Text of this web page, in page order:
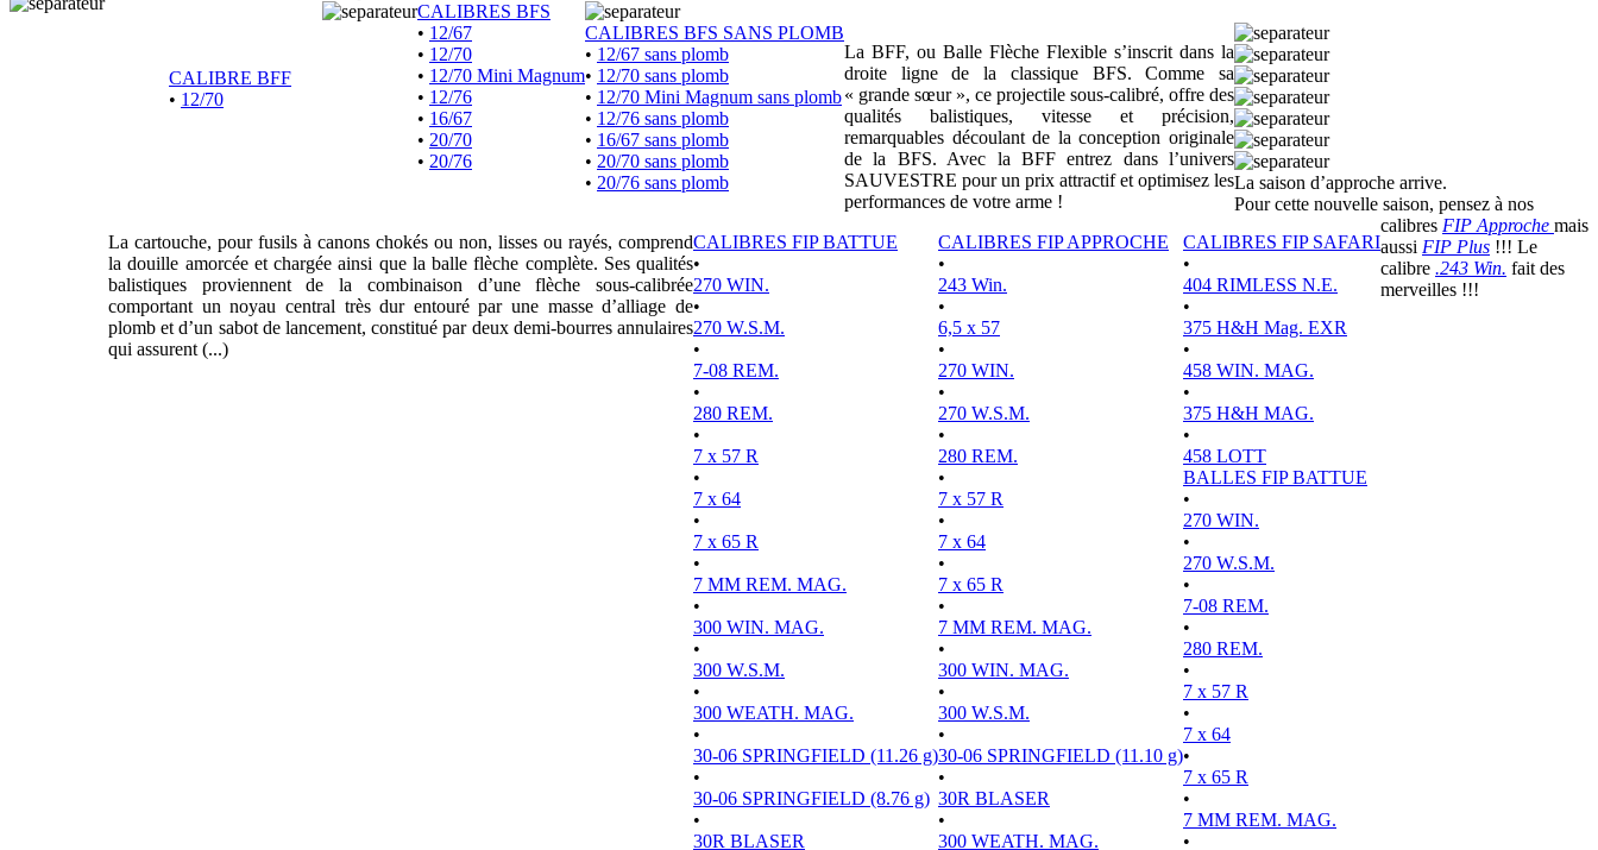
CALIBRE BFF
• 12/70
CALIBRES BFS
• 12/67
• 12/70
• 12/70 Mini Magnum
• 12/76
• 16/67
• 20/70
• 20/76
CALIBRES BFS SANS PLOMB
• 12/67 sans plomb
• 12/70 sans plomb
• 12/70 Mini Magnum sans plomb
• 12/76 sans plomb
• 16/67 sans plomb
• 20/70 sans plomb
• 20/76 sans plomb
La BFF, ou Balle Flèche Flexible s’inscrit dans la
droite ligne de la classique BFS. Comme sa
« grande sœur », ce projectile sous-calibré, offre des
qualités balistiques, vitesse et précision,
remarquables découlant de la conception originale
de la BFS. Avec la BFF entrez dans l’univers
SAUVESTRE pour un prix attractif et optimisez les
performances de votre arme !
La cartouche, pour fusils à canons chokés ou non, lisses ou rayés, comprend
la douille amorcée et chargée ainsi que la balle flèche complète. Ses qualités
balistiques proviennent de la combinaison d’une flèche sous-calibrée
comportant un noyau central très dur entouré par une masse d’alliage de
plomb et d’un sabot de lancement, constitué par deux demi-bourres annulaires
qui assurent (...)
CALIBRES FIP BATTUE
•
270 WIN.
•
270 W.S.M.
•
7-08 REM.
•
280 REM.
•
7 x 57 R
•
7 x 64
•
7 x 65 R
•
7 MM REM. MAG.
•
300 WIN. MAG.
•
300 W.S.M.
•
300 WEATH. MAG.
•
30-06 SPRINGFIELD (11.26 g)
•
30-06 SPRINGFIELD (8.76 g)
•
30R BLASER
CALIBRES FIP APPROCHE
•
243 Win.
•
6,5 x 57
•
270 WIN.
•
270 W.S.M.
•
280 REM.
•
7 x 57 R
•
7 x 64
•
7 x 65 R
•
7 MM REM. MAG.
•
300 WIN. MAG.
•
300 W.S.M.
•
30-06 SPRINGFIELD (11.10 g)
•
30R BLASER
•
300 WEATH. MAG.
CALIBRES FIP SAFARI
•
404 RIMLESS N.E.
•
375 H&H Mag. EXR
•
458 WIN. MAG.
•
375 H&H MAG.
•
458 LOTT
BALLES FIP BATTUE
•
270 WIN.
•
270 W.S.M.
•
7-08 REM.
•
280 REM.
•
7 x 57 R
•
7 x 64
•
7 x 65 R
•
7 MM REM. MAG.
•
La saison d’approche arrive.
Pour cette nouvelle saison, pensez à nos
calibres FIP Approche mais
aussi FIP Plus !!! Le
calibre .243 Win. fait des
merveilles !!!